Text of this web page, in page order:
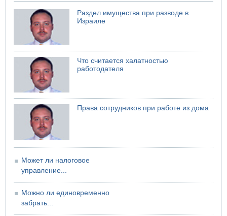
Раздел имущества при разводе в
Израиле
Что считается халатностью
работодателя
Права сотрудников при работе из дома
Может ли налоговое
управление...
Можно ли единовременно
забрать...